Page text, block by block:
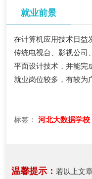
就业前景
在计算机应用技术日益
传统电视台、影视公司
平面设计技术，并能完
就业岗位较多，有较为
标签：河北大数据学校
温馨提示：若以上文